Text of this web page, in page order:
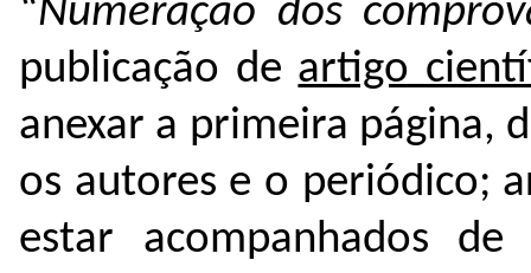
“Numeração dos
publicação de artigo
anexar a primeira página,
os autores e o periódico;
estar acompanhados